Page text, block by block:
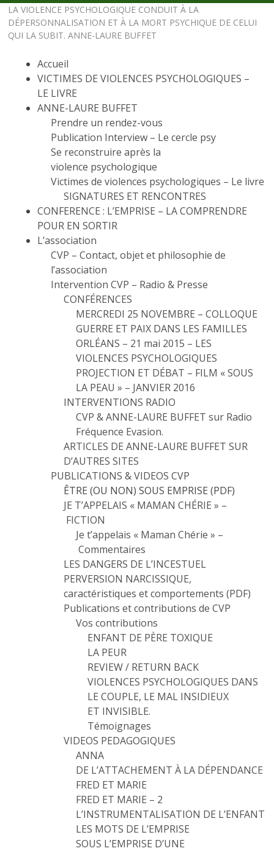
LA VIOLENCE PSYCHOLOGIQUE CONDUIT À LA
DÉPERSONNALISATION ET À LA MORT PSYCHIQUE DE CELUI
QUI LA SUBIT. ANNE-LAURE BUFFET
Accueil
VICTIMES DE VIOLENCES PSYCHOLOGIQUES –
LE LIVRE
ANNE-LAURE BUFFET
Prendre un rendez-vous
Publication Interview – Le cercle psy
Se reconstruire après la
violence psychologique
Victimes de violences psychologiques – Le livre
SIGNATURES ET RENCONTRES
CONFERENCE : L’EMPRISE – LA COMPRENDRE
POUR EN SORTIR
L’association
CVP – Contact, objet et philosophie de
l’association
Intervention CVP – Radio & Presse
CONFÉRENCES
MERCREDI 25 NOVEMBRE – COLLOQUE
GUERRE ET PAIX DANS LES FAMILLES
ORLÉANS – 21 mai 2015 – LES
VIOLENCES PSYCHOLOGIQUES
PROJECTION ET DÉBAT – FILM « SOUS
LA PEAU » – JANVIER 2016
INTERVENTIONS RADIO
CVP & ANNE-LAURE BUFFET sur Radio
Fréquence Evasion.
ARTICLES DE ANNE-LAURE BUFFET SUR
D’AUTRES SITES
PUBLICATIONS & VIDEOS CVP
ÊTRE (OU NON) SOUS EMPRISE (PDF)
JE T’APPELAIS « MAMAN CHÉRIE » –
FICTION
Je t’appelais « Maman Chérie » –
Commentaires
LES DANGERS DE L’INCESTUEL
PERVERSION NARCISSIQUE,
caractéristiques et comportements (PDF)
Publications et contributions de CVP
Vos contributions
ENFANT DE PÈRE TOXIQUE
LA PEUR
REVIEW / RETURN BACK
VIOLENCES PSYCHOLOGIQUES DANS
LE COUPLE, LE MAL INSIDIEUX
ET INVISIBLE.
Témoignages
VIDEOS PEDAGOGIQUES
ANNA
DE L’ATTACHEMENT À LA DÉPENDANCE
FRED ET MARIE
FRED ET MARIE – 2
L’INSTRUMENTALISATION DE L’ENFANT
LES MOTS DE L’EMPRISE
SOUS L’EMPRISE D’UNE